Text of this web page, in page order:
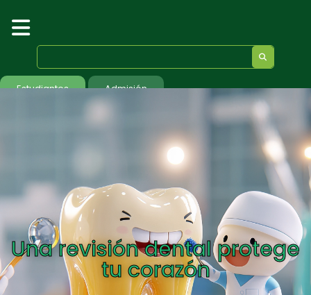
Estudiantes Admisión
Una revisión dental protege
tu corazón